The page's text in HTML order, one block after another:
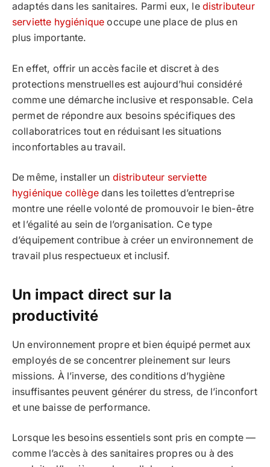
adaptés dans les sanitaires. Parmi eux, le distributeur
serviette hygiénique occupe une place de plus en
plus importante.
En effet, offrir un accès facile et discret à des
protections menstruelles est aujourd’hui considéré
comme une démarche inclusive et responsable. Cela
permet de répondre aux besoins spécifiques des
collaboratrices tout en réduisant les situations
inconfortables au travail.
De même, installer un distributeur serviette
hygiénique collègedans les toilettes d’entreprise
montre une réelle volonté de promouvoir le bien-être
et l’égalité au sein de l’organisation. Ce type
d’équipement contribue à créer un environnement de
travail plus respectueux et inclusif.
Un impact direct sur la
productivité
Un environnement propre et bien équipé permet aux
employés de se concentrer pleinement sur leurs
missions. À l’inverse, des conditions d’hygiène
insuffisantes peuvent générer du stress, de l’inconfort
et une baisse de performance.
Lorsque les besoins essentiels sont pris en compte —
comme l’accès à des sanitaires propres ou à des